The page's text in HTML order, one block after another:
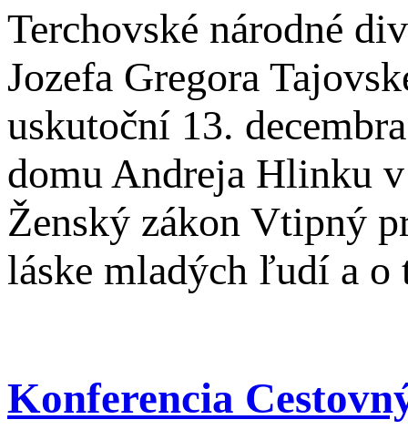
Terchovské národné
Jozefa Gregora
uskutoční 13.
domu Andreja Hlinku
Ženský zákon Vtipný
láske mladých ľudí a
Konferencia